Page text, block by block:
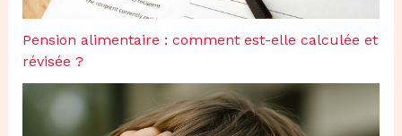
Pension alimentaire : comment est-elle calculée et
révisée ?